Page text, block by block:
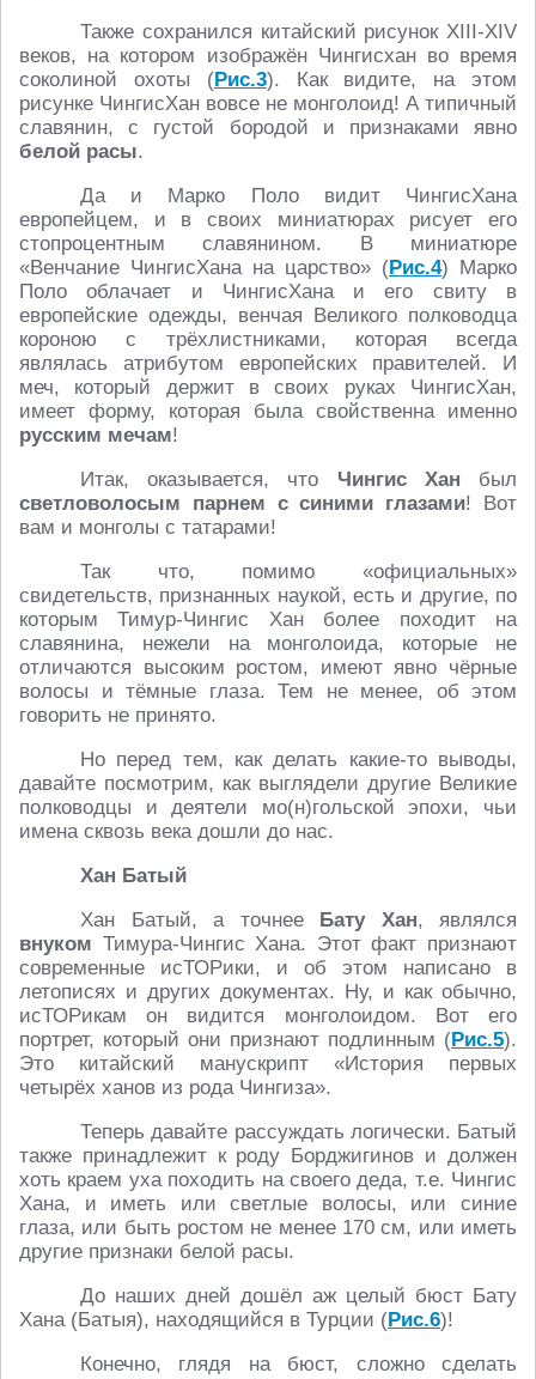
Также сохранился китайский рисунок XIII-XIV
веков, на котором изображён Чингисхан во время
соколиной охоты (Рис.3). Как видите, на этом
рисунке ЧингисХан вовсе не монголоид! А типичный
славянин, с густой бородой и признаками явно
белой расы.
Да и Марко Поло видит ЧингисХана
европейцем, и в своих миниатюрах рисует его
стопроцентным славянином. В миниатюре
«Венчание ЧингисХана на царство» (Рис.4) Марко
Поло облачает и ЧингисХана и его свиту в
европейские одежды, венчая Великого полководца
короною с трёхлистниками, которая всегда
являлась атрибутом европейских правителей. И
меч, который держит в своих руках ЧингисХан,
имеет форму, которая была свойственна именно
русским мечам!
Итак, оказывается, что Чингис Хан был
светловолосым парнем с синими глазами! Вот
вам и монголы с татарами!
Так что, помимо «официальных»
свидетельств, признанных наукой, есть и другие, по
которым Тимур-Чингис Хан более походит на
славянина, нежели на монголоида, которые не
отличаются высоким ростом, имеют явно чёрные
волосы и тёмные глаза. Тем не менее, об этом
говорить не принято.
Но перед тем, как делать какие-то выводы,
давайте посмотрим, как выглядели другие Великие
полководцы и деятели мо(н)гольской эпохи, чьи
имена сквозь века дошли до нас.
Хан Батый
Хан Батый, а точнее Бату Хан, являлся
внуком Тимура-Чингис Хана. Этот факт признают
современные исТОРики, и об этом написано в
летописях и других документах. Ну, и как обычно,
исТОРикам он видится монголоидом. Вот его
портрет, который они признают подлинным (Рис.5).
Это китайский манускрипт «История первых
четырёх ханов из рода Чингиза».
Теперь давайте рассуждать логически. Батый
также принадлежит к роду Борджигинов и должен
хоть краем уха походить на своего деда, т.е. Чингис
Хана, и иметь или светлые волосы, или синие
глаза, или быть ростом не менее 170 см, или иметь
другие признаки белой расы.
До наших дней дошёл аж целый бюст Бату
Хана (Батыя), находящийся в Турции (Рис.6)!
Конечно, глядя на бюст, сложно сделать